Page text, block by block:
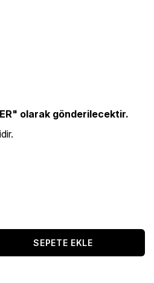
olarak gönderilecektir.